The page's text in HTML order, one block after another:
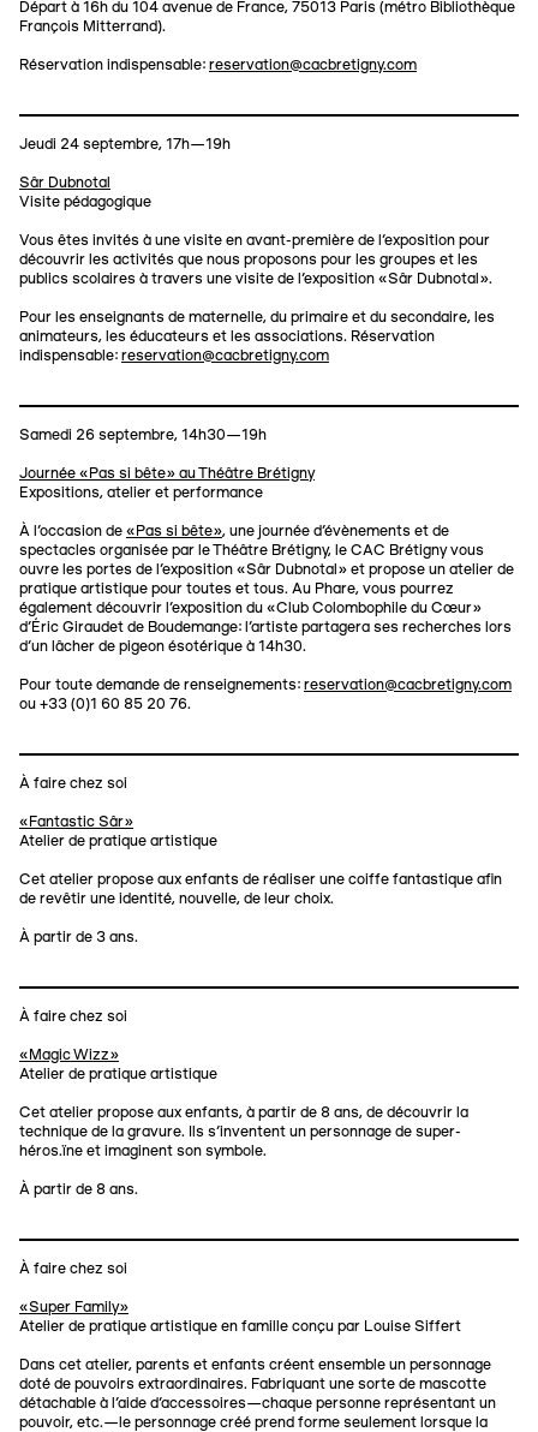
Départ à 16h du 104 avenue de France, 75013 Paris (métro Bibliothèque
François Mitterrand).
Réservation indispensable: reservation@cacbretigny.com
Jeudi 24 septembre, 17h—19h
Sâr Dubnotal
Visite pédagogique
Vous êtes invités à une visite en avant-première de l'exposition pour
découvrir les activités que nous proposons pour les groupes et les
publics scolaires à travers une visite de l’exposition «Sâr Dubnotal».
Pour les enseignants de maternelle, du primaire et du secondaire, les
animateurs, les éducateurs et les associations. Réservation
indispensable: reservation@cacbretigny.com
Samedi 26 septembre, 14h30—19h
Journée «Pas si bête» au Théâtre Brétigny
Expositions, atelier et performance
À l’occasion de «Pas si bête», une journée d’évènements et de
spectacles organisée par le Théâtre Brétigny, le CAC Brétigny vous
ouvre les portes de l’exposition «Sâr Dubnotal» et propose un atelier de
pratique artistique pour toutes et tous. Au Phare, vous pourrez
également découvrir l’exposition du «Club Colombophile du Cœur»
d’Éric Giraudet de Boudemange: l’artiste partagera ses recherches lors
d'un lâcher de pigeon ésotérique à 14h30.
Pour toute demande de renseignements: reservation@cacbretigny.com
ou +33 (0)1 60 85 20 76.
À faire chez soi
«Fantastic Sâr»
Atelier de pratique artistique
Cet atelier propose aux enfants de réaliser une coiffe fantastique afin
de revêtir une identité, nouvelle, de leur choix.
À partir de 3 ans.
À faire chez soi
«Magic Wizz»
Atelier de pratique artistique
Cet atelier propose aux enfants, à partir de 8 ans, de découvrir la
technique de la gravure. Ils s’inventent un personnage de super-
héros.ïne et imaginent son symbole.
À partir de 8 ans.
À faire chez soi
«Super Family»
Atelier de pratique artistique en famille conçu par Louise Siffert
Dans cet atelier, parents et enfants créent ensemble un personnage
doté de pouvoirs extraordinaires. Fabriquant une sorte de mascotte
détachable à l’aide d’accessoires—chaque personne représentant un
pouvoir, etc.—le personnage créé prend forme seulement lorsque la